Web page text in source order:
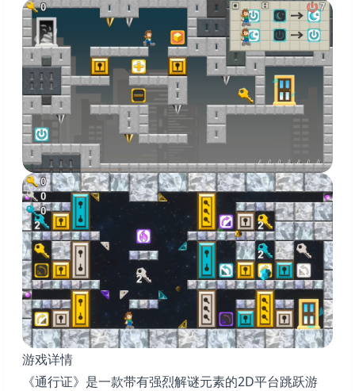
游戏详情
《通行证》是一款带有强烈解谜元素的2D平台跳跃游